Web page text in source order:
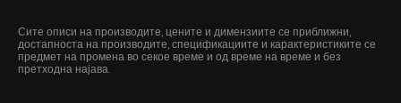
Сите описи на производите, цените и димензиите се приближни,
достапноста на производите, спецификациите и карактеристиките се
предмет на промена во секое време и од време на време и без
претходна најава.